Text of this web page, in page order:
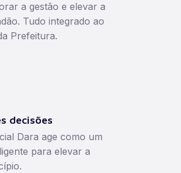
a gestão e elevar a
Tudo integrado ao
Prefeitura.
decisões
Dara age como um
para elevar a